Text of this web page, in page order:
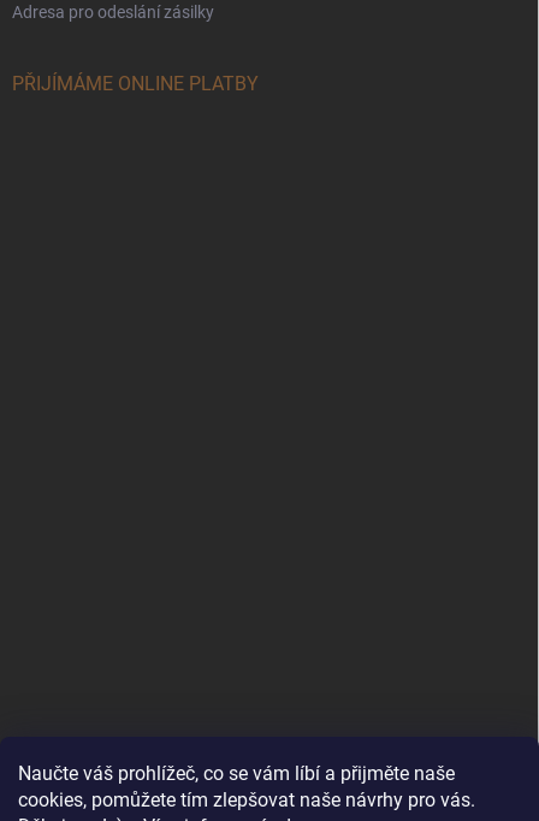
Naučte váš prohlížeč, co se vám líbí a přijměte naše
cookies, pomůžete tím zlepšovat naše návrhy pro vás.
Adresa pro odeslání zásilky
PŘIJÍMÁME ONLINE PLATBY
www.andelske-obrazy.cz